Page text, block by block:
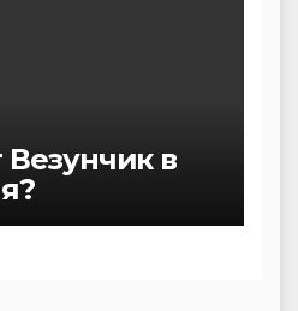
Везунчик в